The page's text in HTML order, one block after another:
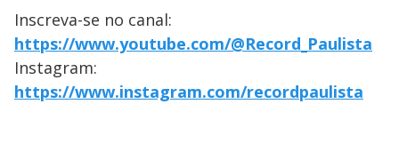
Inscreva-se no canal:
https://www.youtube.com/@Record_Paulista
Instagram:
https://www.instagram.com/recordpaulista